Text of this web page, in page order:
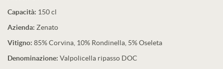
Capacità: 150 cl
Azienda: Zenato
Vitigno: 85% Corvina, 10% Rondinella, 5% Oseleta
Denominazione: Valpolicella ripasso DOC